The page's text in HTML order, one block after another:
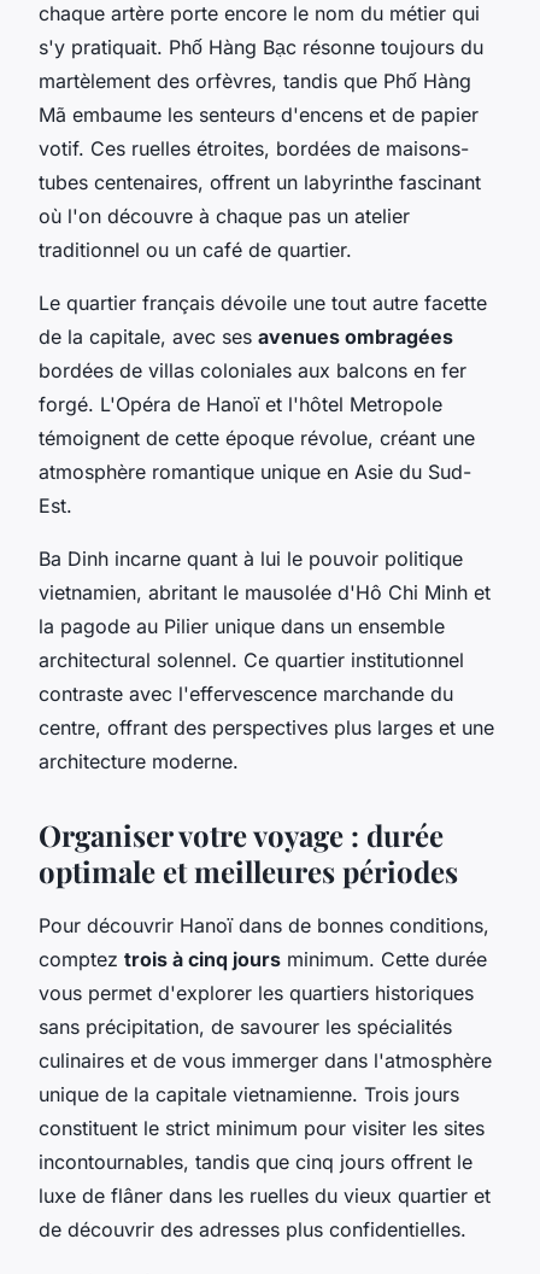
chaque artère porte encore le nom du métier qui
s'y pratiquait. Phố Hàng Bạc résonne toujours du
martèlement des orfèvres, tandis que Phố Hàng
Mã embaume les senteurs d'encens et de papier
votif. Ces ruelles étroites, bordées de maisons-
tubes centenaires, offrent un labyrinthe fascinant
où l'on découvre à chaque pas un atelier
traditionnel ou un café de quartier.
Le quartier français dévoile une tout autre facette
de la capitale, avec ses avenues ombragées
bordées de villas coloniales aux balcons en fer
forgé. L'Opéra de Hanoï et l'hôtel Metropole
témoignent de cette époque révolue, créant une
atmosphère romantique unique en Asie du Sud-
Est.
Ba Dinh incarne quant à lui le pouvoir politique
vietnamien, abritant le mausolée d'Hô Chi Minh et
la pagode au Pilier unique dans un ensemble
architectural solennel. Ce quartier institutionnel
contraste avec l'effervescence marchande du
centre, offrant des perspectives plus larges et une
architecture moderne.
Organiser votre voyage : durée
optimale et meilleures périodes
Pour découvrir Hanoï dans de bonnes conditions,
comptez trois à cinq jours minimum. Cette durée
vous permet d'explorer les quartiers historiques
sans précipitation, de savourer les spécialités
culinaires et de vous immerger dans l'atmosphère
unique de la capitale vietnamienne. Trois jours
constituent le strict minimum pour visiter les sites
incontournables, tandis que cinq jours offrent le
luxe de flâner dans les ruelles du vieux quartier et
de découvrir des adresses plus confidentielles.